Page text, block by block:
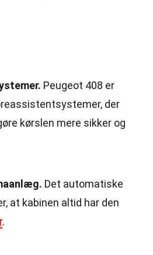
Peugeot 408 er
der
kørslen mere sikker og
Det automatiske
at kabinen altid har den
.